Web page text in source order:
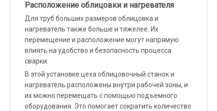
Расположение облицовки и нагревателя
Для труб больших размеров облицовка и
нагреватель также больше и тяжелее. Их
перемещение и расположение могут напрямую
влиять на удобство и безопасность процесса
сварки.
В этой установке цеха облицовочный станок и
нагреватель расположены внутри рабочей зоны, и
их можно перемещать с помощью подъемного
оборудования. Это помогает сократить количество